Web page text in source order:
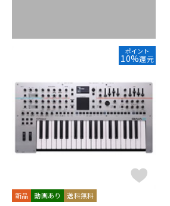
ポイント
10%還元
新品 動画あり 送料無料